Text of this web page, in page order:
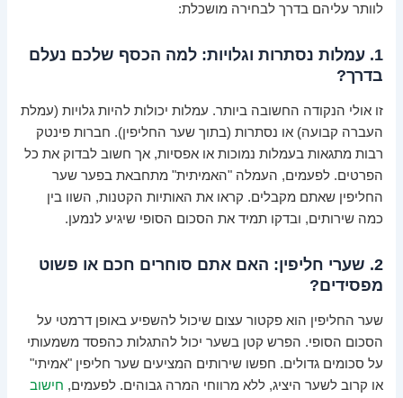
לוותר עליהם בדרך לבחירה מושכלת:
1. עמלות נסתרות וגלויות: למה הכסף שלכם נעלם
בדרך?
זו אולי הנקודה החשובה ביותר. עמלות יכולות להיות גלויות (עמלת
העברה קבועה) או נסתרות (בתוך שער החליפין). חברות פינטק
רבות מתגאות בעמלות נמוכות או אפסיות, אך חשוב לבדוק את כל
הפרטים. לפעמים, העמלה "האמיתית" מתחבאת בפער שער
החליפין שאתם מקבלים. קראו את האותיות הקטנות, השוו בין
כמה שירותים, ובדקו תמיד את הסכום הסופי שיגיע לנמען.
2. שערי חליפין: האם אתם סוחרים חכם או פשוט
מפסידים?
שער החליפין הוא פקטור עצום שיכול להשפיע באופן דרמטי על
הסכום הסופי. הפרש קטן בשער יכול להתגלות כהפסד משמעותי
על סכומים גדולים. חפשו שירותים המציעים שער חליפין "אמיתי"
או קרוב לשער היציג, ללא מרווחי המרה גבוהים. לפעמים, חישוב